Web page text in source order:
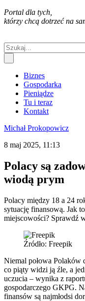
Portal dla tych,
którzy chcą dotrzeć na
Biznes
Gospodarka
Pieniądze
Tu i teraz
Kontakt
Michał Prokopowicz
8 maj 2025, 11:13
Polacy są
wiodą prym
Polacy między 18 a 24
sytuację finansową. Jak
miejscowości? Sprawdź
Źródło: Freepik
Niemal połowa Polaków
co piąty widzi ją źle, a
uczucia – wynika z
gospodarczego GKPG.
finansów są najmłodsi